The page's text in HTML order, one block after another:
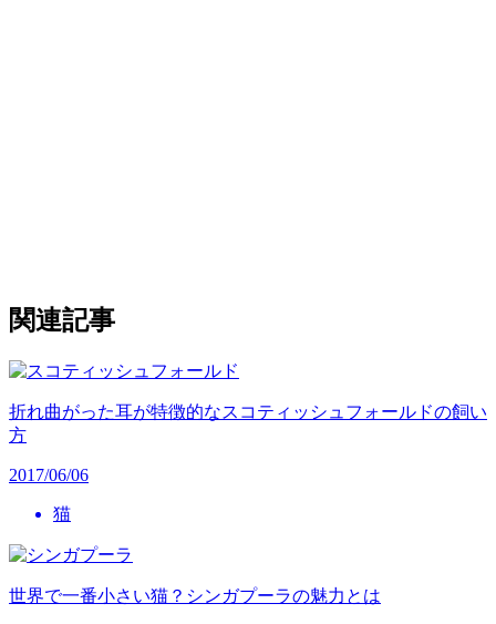
関連記事
折れ曲がった耳が特徴的なスコティッシュフォールドの飼い
方
2017/06/06
猫
世界で一番小さい猫？シンガプーラの魅力とは